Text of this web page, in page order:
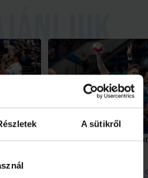
A sütikről
2026. aug.
Hiába hajráztunk, a